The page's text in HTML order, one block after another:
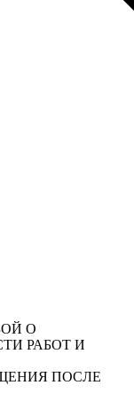
О
РАБОТ И
ПОСЛЕ